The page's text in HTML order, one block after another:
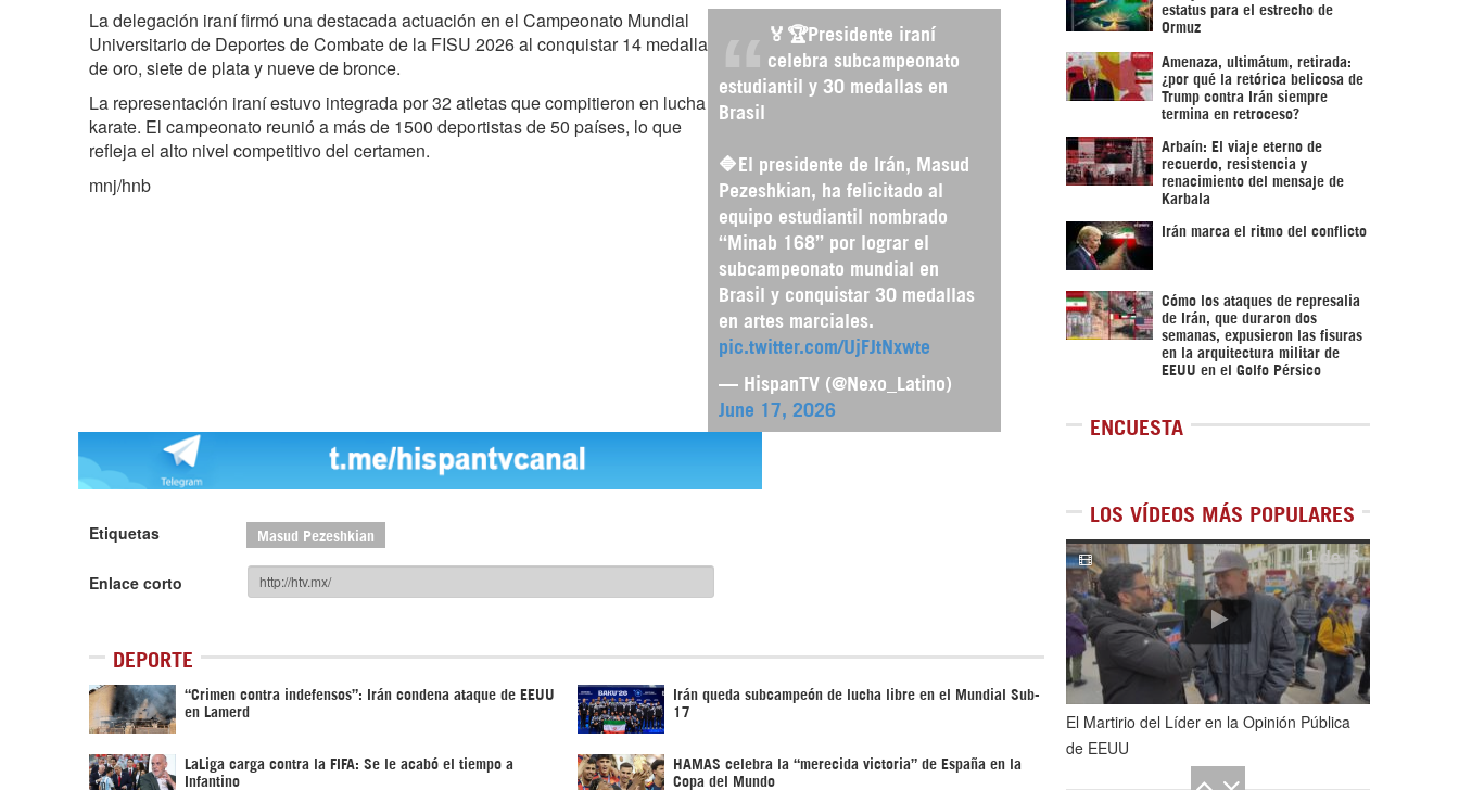
🏅🏆Presidente iraní
celebra subcampeonato
estudiantil y 30 medallas en
Brasil
🔷El presidente de Irán, Masud
Pezeshkian, ha felicitado al
equipo estudiantil nombrado
“Minab 168” por lograr el
subcampeonato mundial en
Brasil y conquistar 30 medallas
en artes marciales.
pic.twitter.com/UjFJtNxwte
— HispanTV (@Nexo_Latino)
June 17, 2026
La delegación iraní firmó una destacada actuación en el Campeonato Mundial
Universitario de Deportes de Combate de la FISU 2026 al conquistar 14 medallas
de oro, siete de plata y nueve de bronce.
La representación iraní estuvo integrada por 32 atletas que compitieron en lucha y
karate. El campeonato reunió a más de 1500 deportistas de 50 países, lo que
refleja el alto nivel competitivo del certamen.
mnj/hnb
Etiquetas Masud Pezeshkian
Enlace corto
DEPORTE
“Crimen contra indefensos”: Irán condena ataque de EEUU
en Lamerd
Irán queda subcampeón de lucha libre en el Mundial Sub-
17
LaLiga carga contra la FIFA: Se le acabó el tiempo a
Infantino
HAMAS celebra la “merecida victoria” de España en la
Copa del Mundo
estatus para el estrecho de
Ormuz
Amenaza, ultimátum, retirada:
¿por qué la retórica belicosa de
Trump contra Irán siempre
termina en retroceso?
Arbaín: El viaje eterno de
recuerdo, resistencia y
renacimiento del mensaje de
Karbala
Irán marca el ritmo del conflicto
Cómo los ataques de represalia
de Irán, que duraron dos
semanas, expusieron las fisuras
en la arquitectura militar de
EEUU en el Golfo Pérsico
ENCUESTA
LOS VÍDEOS MÁS POPULARES
1de5
El Martirio del Líder en la Opinión Pública
de EEUU